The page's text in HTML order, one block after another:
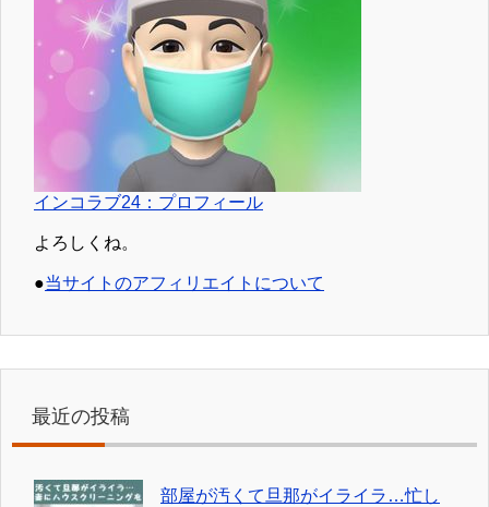
インコラブ24：プロフィール
よろしくね。
●当サイトのアフィリエイトについて
最近の投稿
部屋が汚くて旦那がイライラ…忙し